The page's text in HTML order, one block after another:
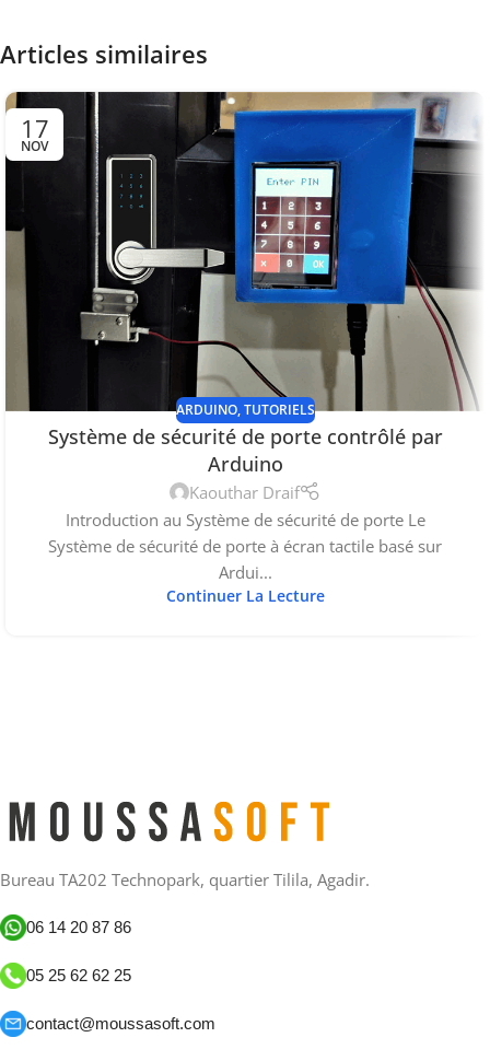
Articles similaires
17
NOV
ARDUINO,TUTORIELS
Système de sécurité de porte contrôlé par
Arduino
Kaouthar Draif
Introduction au Système de sécurité de porte Le
Système de sécurité de porte à écran tactile basé sur
Ardui...
Continuer La Lecture
Bureau TA202 Technopark, quartier Tilila, Agadir.
06 14 20 87 86
05 25 62 62 25
contact@moussasoft.com